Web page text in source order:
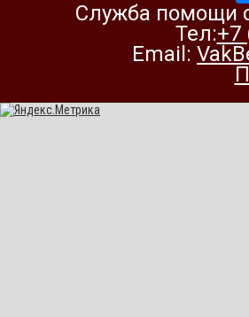
Служба помощи
Тел:+7
Email: